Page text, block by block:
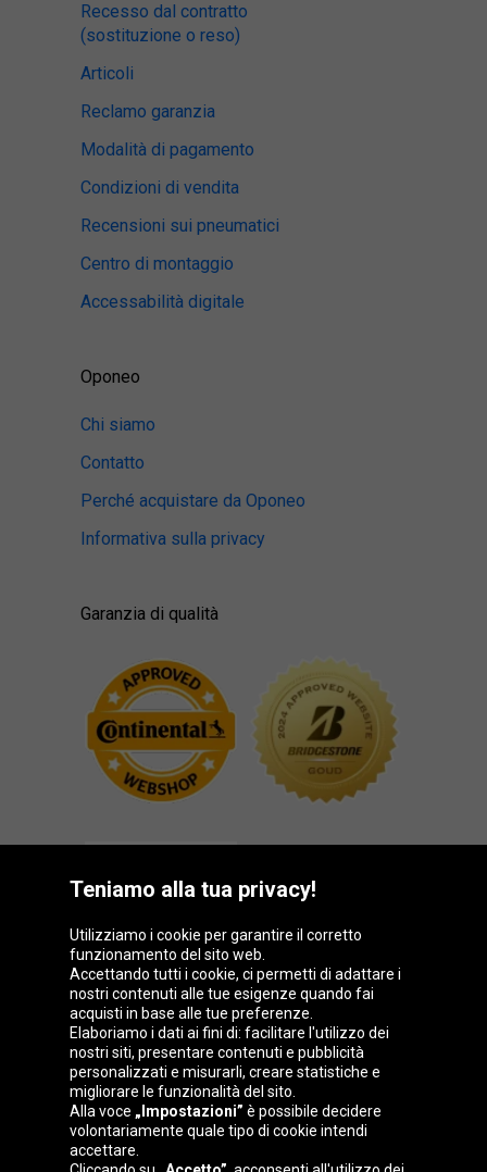
Recesso dal contratto
(sostituzione o reso)
Articoli
Reclamo garanzia
Modalità di pagamento
Condizioni di vendita
Recensioni sui pneumatici
Centro di montaggio
Accessabilità digitale
Oponeo
Chi siamo
Contatto
Perché acquistare da Oponeo
Informativa sulla privacy
Garanzia di qualità
Gruppo Oponeo
Belgique
Česká
republika
Deutschland Éire
España
Teniamo alla tua privacy!
Utilizziamo i cookie per garantire il corretto
funzionamento del sito web.
Accettando tutti i cookie, ci permetti di adattare i
nostri contenuti alle tue esigenze quando fai
acquisti in base alle tue preferenze.
Elaboriamo i dati ai fini di: facilitare l'utilizzo dei
nostri siti, presentare contenuti e pubblicità
personalizzati e misurarli, creare statistiche e
migliorare le funzionalità del sito.
Alla voce „Impostazioni” è possibile decidere
volontariamente quale tipo di cookie intendi
accettare.